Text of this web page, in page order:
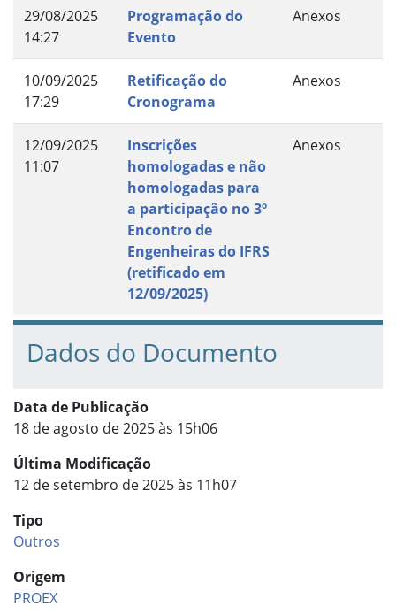
29/08/2025
14:27
Programação do
Evento
Anexos
10/09/2025
17:29
Retificação do
Cronograma
Anexos
12/09/2025
11:07
Inscrições
homologadas e não
homologadas para
a participação no 3º
Encontro de
Engenheiras do IFRS
(retificado em
12/09/2025)
Anexos
Dados do Documento
Data de Publicação
18 de agosto de 2025 às 15h06
Última Modificação
12 de setembro de 2025 às 11h07
Tipo
Outros
Origem
PROEX